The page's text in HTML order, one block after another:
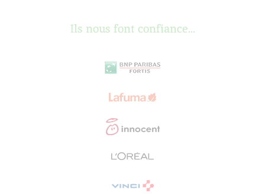
Ils nous font confiance...